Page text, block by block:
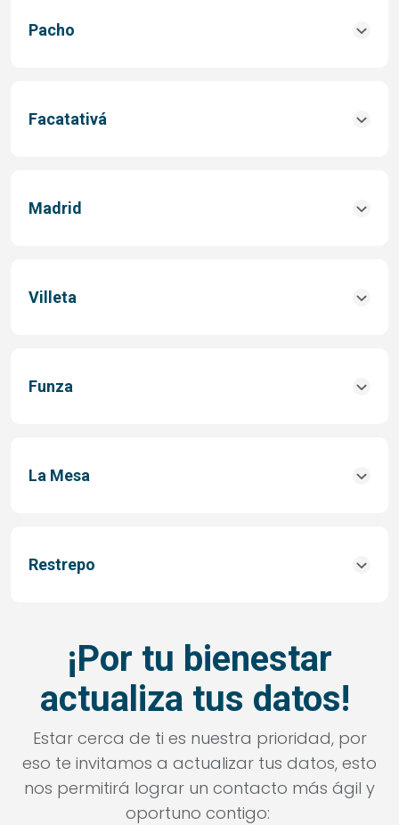
Pacho
Facatativá
Madrid
Villeta
Funza
La Mesa
Restrepo
¡Por tu bienestar
actualiza tus datos!
Estar cerca de ti es nuestra prioridad, por
eso te invitamos a actualizar tus datos, esto
nos permitirá lograr un contacto más ágil y
oportuno contigo: